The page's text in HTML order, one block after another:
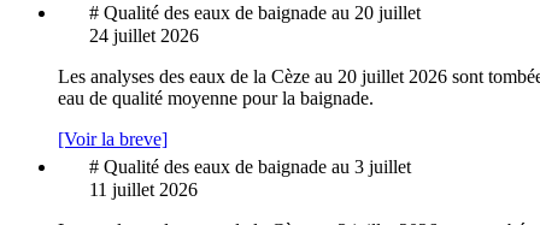
# Qualité des eaux de baignade au 20 juillet
24 juillet 2026
Les analyses des eaux de la Cèze au 20 juillet 2026 sont
eau de qualité moyenne pour la baignade.
[Voir la breve]
# Qualité des eaux de baignade au 3 juillet
11 juillet 2026